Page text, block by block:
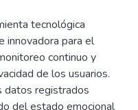
tecnológica
innovadora para el
continuo y
de los usuarios.
datos registrados
del estado emocional